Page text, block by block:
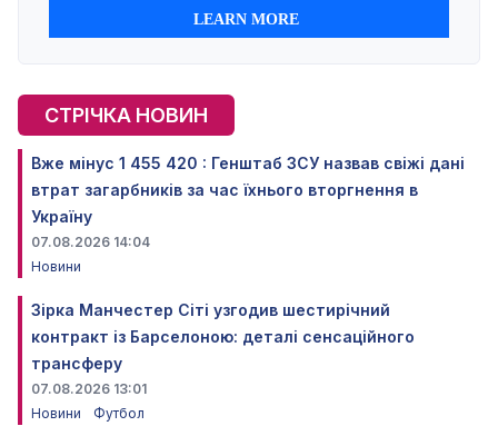
СТРІЧКА НОВИН
Вже мінус 1 455 420 : Генштаб ЗСУ назвав свіжі дані
втрат загарбників за час їхнього вторгнення в
Україну
07.08.2026 14:04
Новини
Зірка Манчестер Сіті узгодив шестирічний
контракт із Барселоною: деталі сенсаційного
трансферу
07.08.2026 13:01
Новини
Футбол